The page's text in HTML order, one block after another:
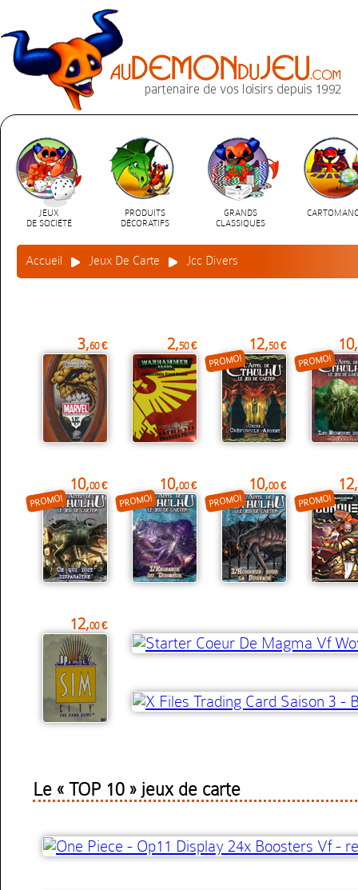
JEUX
DE SOCIÉTÉ
PRODUITS
DÉCORATIFS
GRANDS
CLASSIQUES
Accueil Jeux De Carte Jcc Divers
3,60 € 2,50 €
PROMO!
12,50 €
PROMO!
10,
PROMO!
10,00 €
PROMO!
10,00 €
PROMO!
10,00 €
PROMO!
12,
12,00 €
Le « TOP 10 » jeux de carte